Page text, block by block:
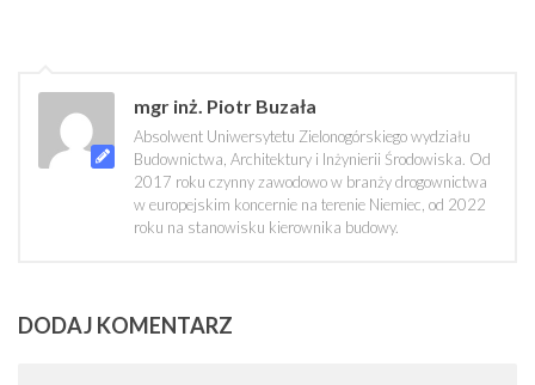
mgr inż. Piotr Buzała
Absolwent Uniwersytetu Zielonogórskiego wydziału
Budownictwa, Architektury i Inżynierii Środowiska. Od
2017 roku czynny zawodowo w branży drogownictwa
w europejskim koncernie na terenie Niemiec, od 2022
roku na stanowisku kierownika budowy.
DODAJ KOMENTARZ